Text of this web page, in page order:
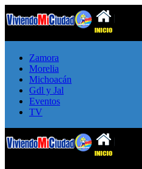
Zamora
Morelia
Michoacán
Gdl y Jal
Eventos
TV